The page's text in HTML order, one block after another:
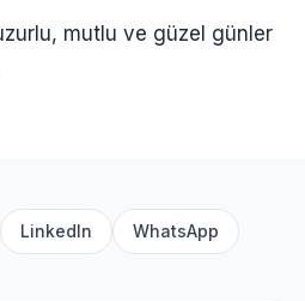
mutlu ve güzel günler
LinkedIn WhatsApp